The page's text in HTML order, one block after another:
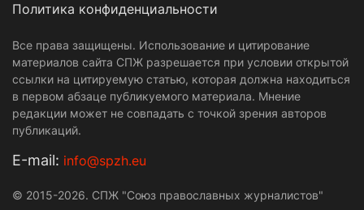
Политика конфиденциальности
Все права защищены. Использование и цитирование
материалов сайта СПЖ разрешается при условии открытой
ссылки на цитируемую статью, которая должна находиться
в первом абзаце публикуемого материала. Мнение
редакции может не совпадать с точкой зрения авторов
публикаций.
Е-mail: info@spzh.eu
© 2015-2026. СПЖ "Союз православных журналистов"